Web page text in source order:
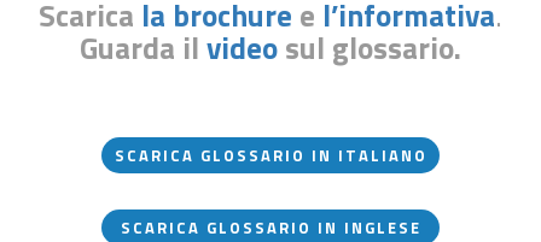
Scarica la brochure e l’informativa.
Guarda ilvideosul glossario.
SCARICA GLOSSARIO IN ITALIANO
SCARICA GLOSSARIO IN INGLESE